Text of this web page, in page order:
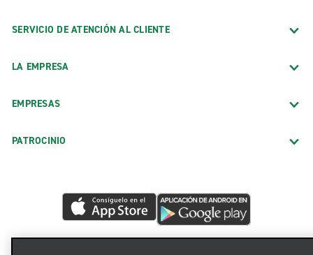
SERVICIO DE ATENCIÓN AL CLIENTE
LA EMPRESA
EMPRESAS
PATROCINIO